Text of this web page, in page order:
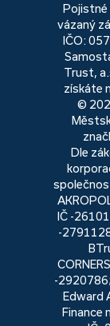
vázaný
IČO:
Trust,
získáte
©
Dle
IČ -
-
-
Edward
Finance